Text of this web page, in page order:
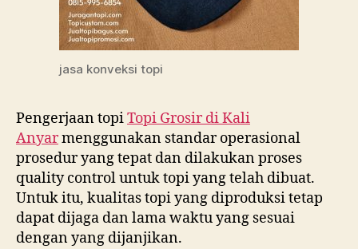
jasa konveksi topi
Pengerjaan topiTopi Grosir diKali
Anyarmenggunakan standar operasional
prosedur yang tepat dan dilakukan proses
quality control untuk topi yang telah dibuat.
Untuk itu, kualitas topi yang diproduksi tetap
dapat dijaga dan lama waktu yang sesuai
dengan yang dijanjikan.